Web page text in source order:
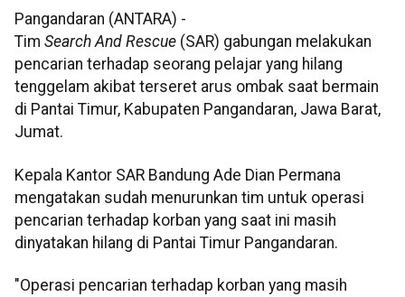
Pangandaran (ANTARA) -
Tim Search And Rescue (SAR) gabungan melakukan
pencarian terhadap seorang pelajar yang hilang
tenggelam akibat terseret arus ombak saat bermain
di Pantai Timur, Kabupaten Pangandaran, Jawa Barat,
Jumat.
Kepala Kantor SAR Bandung Ade Dian Permana
mengatakan sudah menurunkan tim untuk operasi
pencarian terhadap korban yang saat ini masih
dinyatakan hilang di Pantai Timur Pangandaran.
"Operasi pencarian terhadap korban yang masih